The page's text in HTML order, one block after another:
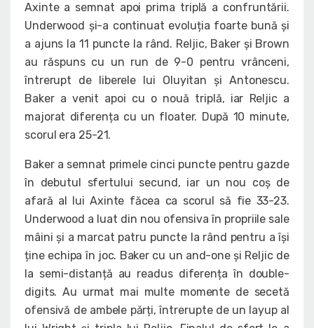
Axinte a semnat apoi prima triplă a confruntării.
Underwood și-a continuat evoluția foarte bună și
a ajuns la 11 puncte la rând. Reljic, Baker și Brown
au răspuns cu un run de 9-0 pentru vrânceni,
întrerupt de liberele lui Oluyitan și Antonescu.
Baker a venit apoi cu o nouă triplă, iar Reljic a
majorat diferența cu un floater. După 10 minute,
scorul era 25-21.
Baker a semnat primele cinci puncte pentru gazde
în debutul sfertului secund, iar un nou coș de
afară al lui Axinte făcea ca scorul să fie 33-23.
Underwood a luat din nou ofensiva în propriile sale
mâini și a marcat patru puncte la rând pentru a își
ține echipa în joc. Baker cu un and-one și Reljic de
la semi-distanță au readus diferența în double-
digits. Au urmat mai multe momente de secetă
ofensivă de ambele părți, întrerupte de un layup al